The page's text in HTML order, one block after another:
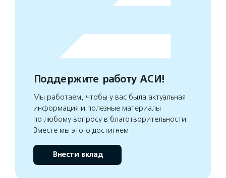
Поддержите работу АСИ!
Мы работаем, чтобы у вас была актуальная
информация и полезные материалы
по любому вопросу в благотворительности.
Вместе мы этого достигнем
Внести вклад